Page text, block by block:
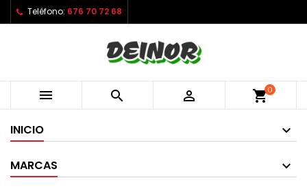
Teléfono: 676 70 72 68
   shopping_cart0
INICIO
MARCAS